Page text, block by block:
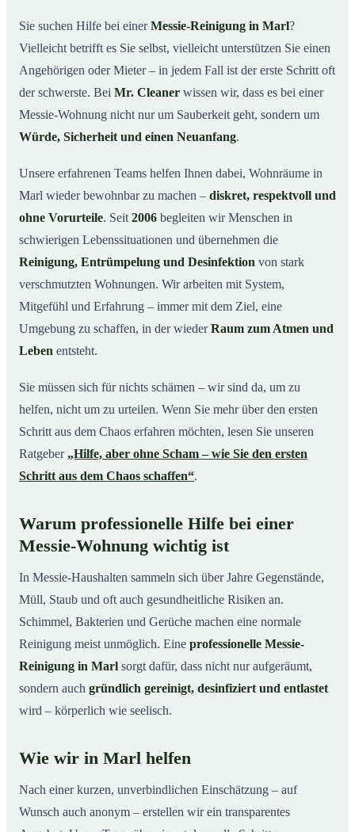
04Ablauf einer Messie-Reinigung
05Ihre Vorteile mit Mr. Cleaner in Marl
06Messie-Hilfe in Marl & Umgebung
Jetzt kostenlose Beratung zur Messie-Reinigung in
Marl
Sie suchen Hilfe bei einerMessie-Reinigung in Marl?
Vielleicht betrifft es Sie selbst, vielleicht unterstützen Sie einen
Angehörigen oder Mieter – in jedem Fall ist der erste Schritt oft
der schwerste. Bei Mr. Cleaner wissen wir, dass es bei einer
Messie-Wohnung nicht nur um Sauberkeit geht, sondern um
Würde, Sicherheit und einen Neuanfang.
Unsere erfahrenen Teams helfen Ihnen dabei, Wohnräume in
Marl wieder bewohnbar zu machen – diskret, respektvoll und
ohne Vorurteile. Seit 2006 begleiten wir Menschen in
schwierigen Lebenssituationen und übernehmen die
Reinigung, Entrümpelung und Desinfektion von stark
verschmutzten Wohnungen. Wir arbeiten mit System,
Mitgefühl und Erfahrung – immer mit dem Ziel, eine
Umgebung zu schaffen, in der wiederRaum zum Atmen und
Leben entsteht.
Sie müssen sich für nichts schämen – wir sind da, um zu
helfen, nicht um zu urteilen. Wenn Sie mehr über den ersten
Schritt aus dem Chaos erfahren möchten, lesen Sie unseren
Ratgeber „Hilfe, aber ohne Scham – wie Sie den ersten
Schritt aus dem Chaos schaffen“.
Warum professionelle Hilfe bei einer
Messie-Wohnung wichtig ist
In Messie-Haushalten sammeln sich über Jahre Gegenstände,
Müll, Staub und oft auch gesundheitliche Risiken an.
Schimmel, Bakterien und Gerüche machen eine normale
Reinigung meist unmöglich. Eine professionelle Messie-
Reinigung in Marl sorgt dafür, dass nicht nur aufgeräumt,
sondern auch gründlich gereinigt, desinfiziert und entlastet
wird – körperlich wie seelisch.
Wie wir in Marl helfen
Nach einer kurzen, unverbindlichen Einschätzung – auf
Wunsch auch anonym – erstellen wir ein transparentes